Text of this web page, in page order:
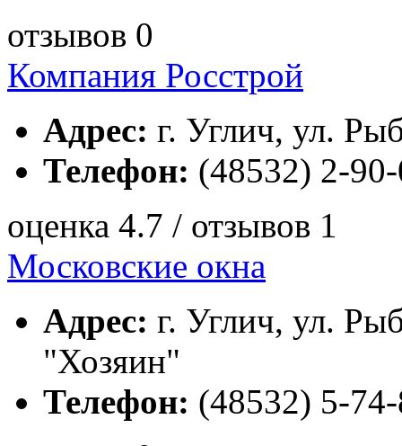
отзывов 0
Компания Росстрой
Адрес: г. Углич, ул.
Телефон: (48532) 2-
оценка 4.7 / отзывов 1
Московские окна
Адрес: г. Углич, ул.
"Хозяин"
Телефон: (48532) 5-